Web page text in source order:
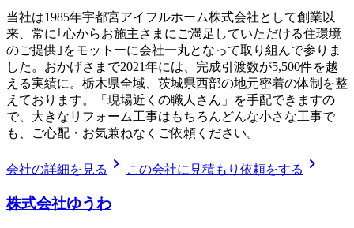
当社は1985年宇都宮アイフルホーム株式会社として創業以
来、常に｢心からお施主さまにご満足していただける住環境
のご提供｣をモットーに会社一丸となって取り組んで参りま
した。おかげさまで2021年には、完成引渡数が5,500件を越
える実績に。栃木県全域、茨城県西部の地元密着の体制を整
えております。「現場近くの職人さん」を手配できますの
で、大きなリフォーム工事はもちろんどんな小さな工事で
も、ご心配・お気兼ねなくご依頼ください。
会社の詳細を見る chevron_right この会社に見積もり依頼をする chevron_right
株式会社ゆうわ